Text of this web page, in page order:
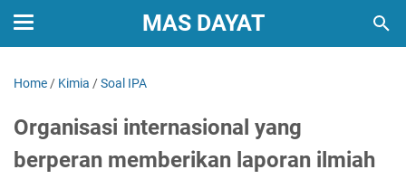
MAS DAYAT
Home / Kimia /Soal IPA
Organisasi internasional yang
berperan memberikan laporan ilmiah